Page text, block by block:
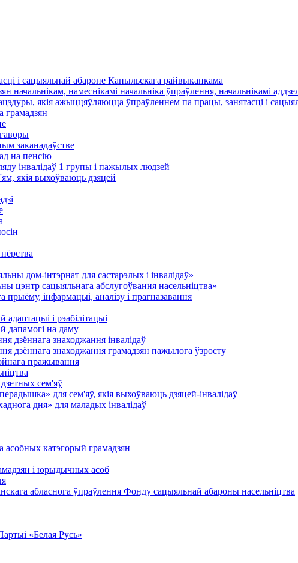
і сацыяльнай абароне Капыльскага райвыканкама
начальнікам, намеснікамі начальніка ўпраўлення, начальнікамі
якія ажыццяўляюцца ўпраўленнем па працы, занятасці і
грамадзян
заканадаўстве
на пенсію
інвалідаў 1 ​​групы і пажылых людзей
якія выхоўваюць дзяцей
дом-інтэрнат для састарэлых і інвалідаў»
цэнтр сацыяльнага абслугоўвання насельніцтва»
прыёму, інфармацыі, аналізу і прагназавання
і рэабілітацыі
дапамогі на даму
дзённага знаходжання інвалідаў
дзённага знаходжання грамадзян пажылога ўзросту
пражывання
сем'яў
для сем'яў, якія выхоўваюць дзяцей-інвалідаў
дня» для маладых інвалідаў
катэгорый грамадзян
і юрыдычных асоб
абласнога ўпраўлення Фонду сацыяльнай абароны насельніцтва
«Белая Русь»